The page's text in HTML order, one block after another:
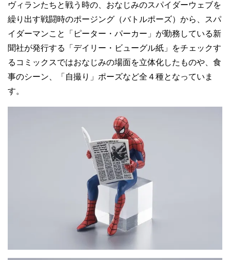
ヴィランたちと戦う時の、おなじみのスパイダーウェブを
繰り出す戦闘時のポージング（バトルポーズ）から、スパ
イダーマンこと「ピーター・パーカー」が勤務している新
聞社が発行する「デイリー・ビューグル紙」をチェックす
るコミックスではおなじみの場面を立体化したものや、食
事のシーン、「自撮り」ポーズなど全４種となっていま
す。